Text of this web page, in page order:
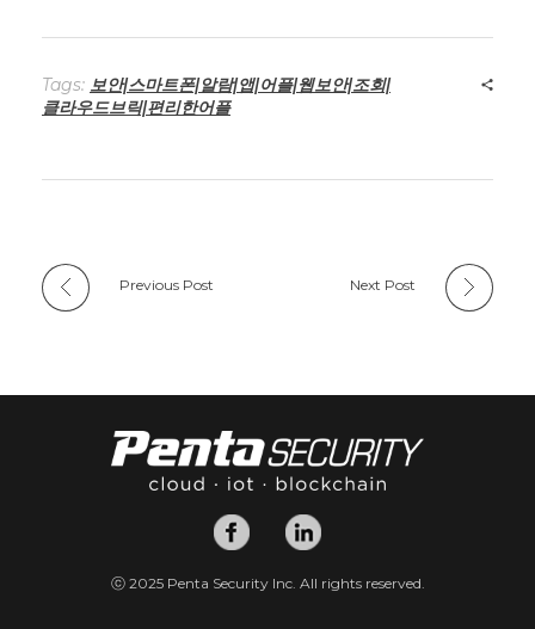
Tags: 보안|스마트폰|알람|앱|어플|웹보안|조회|
클라우드브릭|편리한어플
Previous Post Next Post
ⓒ 2025 Penta Security Inc. All rights reserved.